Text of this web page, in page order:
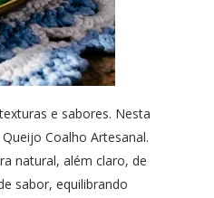
e sabores. Nesta
Coalho Artesanal.
natural, além claro, de
sabor, equilibrando